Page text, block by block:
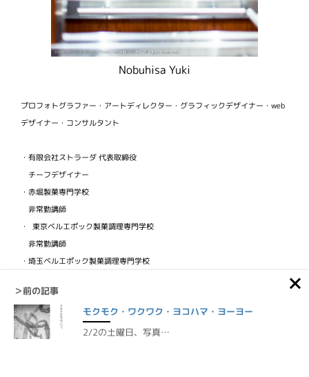
Nobuhisa Yuki
プロフォトグラファー・アートディレクター・グラフィックデザイナー・web
デザイナー・コンサルタント
・有限会社ストラーダ 代表取締役
チーフデザイナー
・赤堀製菓専門学校
非常勤講師
・ 東京ベルエポック製菓調理専門学校
非常勤講師
・埼玉ベルエポック製菓調理専門学校
・ビジュアルフードクリエイター協会
検定講師
＞前の記事
モクモク・ワクワク・ヨコハマ・ヨーヨー
2/2の土曜日、写真…